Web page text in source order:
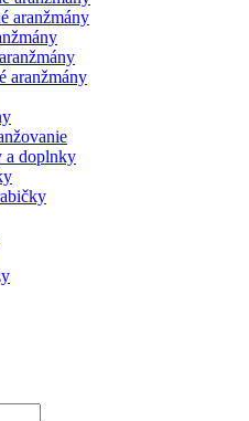
aranžmány
aranžmány
a doplnky